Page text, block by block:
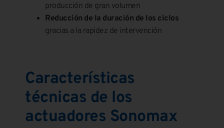
producción de gran volumen
Reducción de la duración de los ciclos
gracias a la rapidez de intervención
Características
técnicas de los
actuadores Sonomax